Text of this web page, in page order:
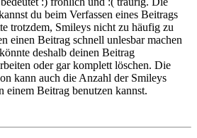
du beim Verfassen eines Beitrags
trotzdem, Smileys nicht zu häufig zu
einen Beitrag schnell unlesbar machen
deshalb deinen Beitrag
oder gar komplett löschen. Die
kann auch die Anzahl der Smileys
einem Beitrag benutzen kannst.